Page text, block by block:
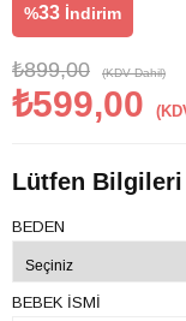
%33 İndirim
₺899,00 (KDV Dahil)
₺599,00
Lütfen
BEDEN
BEBEK İSMİ